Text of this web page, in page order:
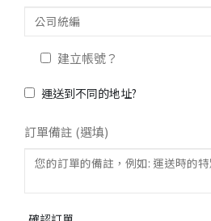
建立帳號？
運送到不同的地址?
訂單備註 (選填)